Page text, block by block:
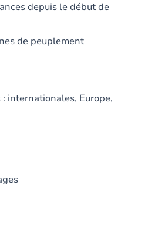
depuis le début de
de peuplement
internationales, Europe,